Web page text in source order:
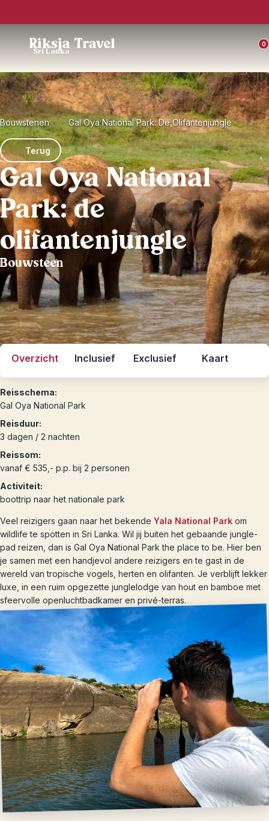
Riksja Travel
Sri Lanka
0
Bouwstenen Gal Oya National Park: De Olifantenjungle
Terug
Gal Oya National
Park: de
olifantenjungle
Bouwsteen
Overzicht Inclusief Exclusief Kaart
Reisschema:
Gal Oya National Park
Reisduur:
3 dagen / 2 nachten
Reissom:
vanaf € 535,- p.p. bij 2 personen
Activiteit:
boottrip naar het nationale park
Veel reizigers gaan naar het bekende Yala National Park om
wildlife te spotten in Sri Lanka. Wil jij buiten het gebaande jungle-
pad reizen, dan is Gal Oya National Park the place to be. Hier ben
je samen met een handjevol andere reizigers en te gast in de
wereld van tropische vogels, herten en olifanten. Je verblijft lekker
luxe, in een ruim opgezette junglelodge van hout en bamboe met
sfeervolle openluchtbadkamer en privé-terras.